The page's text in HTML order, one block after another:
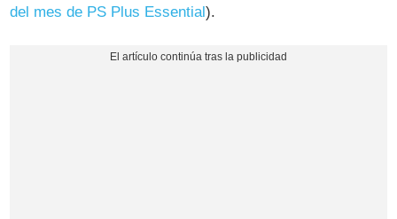
del mes de PS Plus Essential).